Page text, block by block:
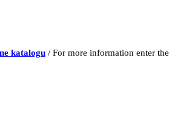
katalogu/ For more information enter the